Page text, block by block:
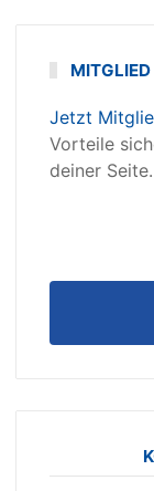
Jetzt
Vorteile
deiner Seite.